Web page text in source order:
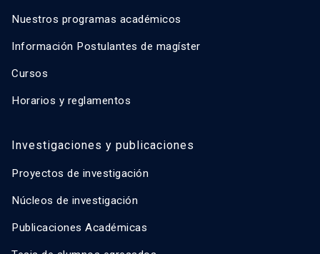
Nuestros programas académicos
Información Postulantes de magíster
Cursos
Horarios y reglamentos
Investigaciones y publicaciones
Proyectos de investigación
Núcleos de investigación
Publicaciones Académicas